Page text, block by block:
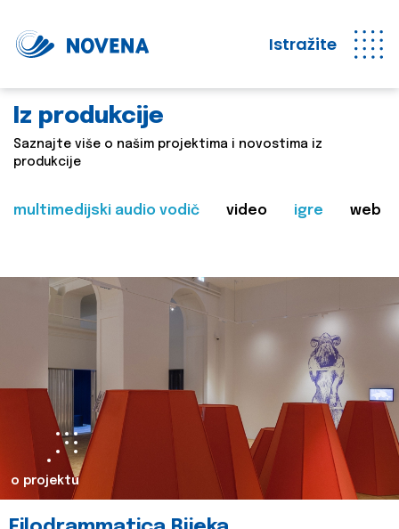
Istražite
Iz produkcije
Saznajte više o našim projektima i novostima iz
produkcije
multimedijski audio vodič video igre web
o projektu